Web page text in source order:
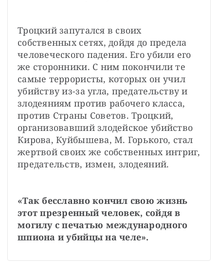
Троцкий запутался в своих
собственных сетях, дойдя до предела
человеческого падения. Его убили его
же сторонники. С ним покончили те
самые террористы, которых он учил
убийству из-за угла, предательству и
злодеяниям против рабочего класса,
против Страны Советов. Троцкий,
организовавший злодейское убийство
Кирова, Куйбышева, М. Горького, стал
жертвой своих же собственных интриг,
предательств, измен, злодеяний.
«Так бесславно кончил свою жизнь
этот презренный человек, сойдя в
могилу с печатью международного
шпиона и убийцы на челе».